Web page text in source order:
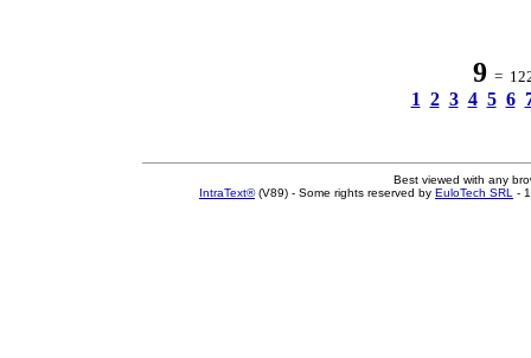
9= 122
1 2 3 4 5 6
Best viewed with any
IntraText®(V89) - Some rights reserved by EuloTech SRL -